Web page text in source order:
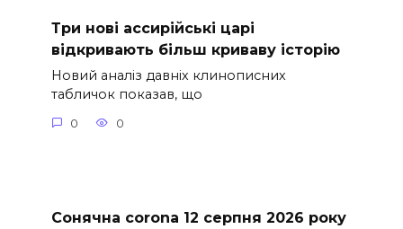
Три нові ассирійські царі
відкривають більш криваву історію
Новий аналіз давніх клинописних
табличок показав, що
0 0
Сонячна corona 12 серпня 2026 року